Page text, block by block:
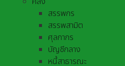
สรรพกร
สรรพสามิต
ศุลกากร
บัญชีกลาง
หนี้สาธารณะ